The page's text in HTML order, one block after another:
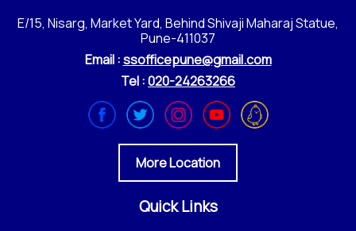
E/15, Nisarg, Market Yard, Behind Shivaji Maharaj Statue,
Pune-411037
Email :ssofficepune@gmail.com
Tel :020-24263266
More Location
Quick Links